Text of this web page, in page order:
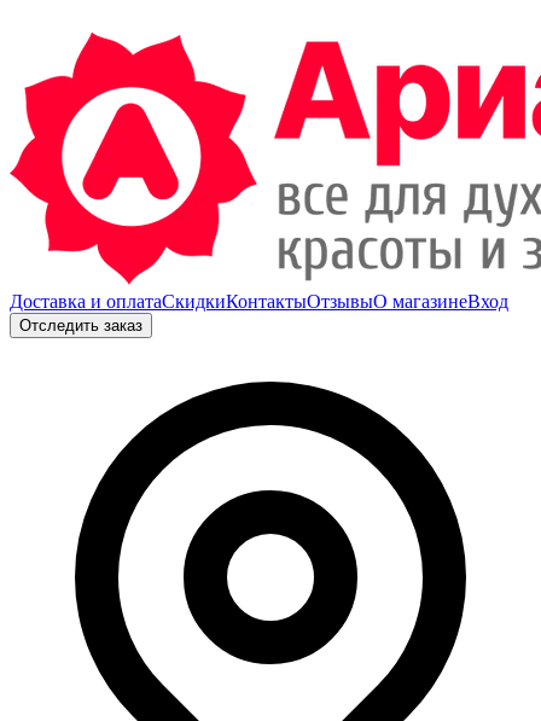
Доставка и оплатаСкидкиКонтактыОтзывыО магазинеВход
Отследить заказ